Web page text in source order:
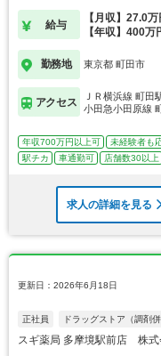
給与
【月収】27.0
【年収】400
勤務地 東京都 町田市
アクセス
ＪＲ横浜線 町田
小田急小田原線
年収700万円以上可 未経験者も
駅チカ
車通勤可 店舗数30以上
求人の詳細を見る
更新日：2026年6月18日
正社員 ドラッグストア（調剤併
スギ薬局 多摩境駅前店 株式